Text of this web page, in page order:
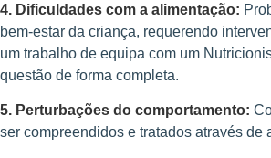
4. Dificuldades com a alimentação:
bem-estar da criança, requerendo
um trabalho de equipa com um
questão de forma completa.
5. Perturbações do comportamento:
ser compreendidos e tratados através de